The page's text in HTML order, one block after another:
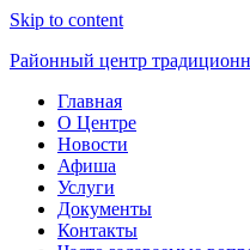
Skip to content
Районный центр
Главная
О Центре
Новости
Афиша
Услуги
Документы
Контакты